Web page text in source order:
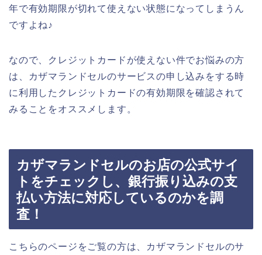
年で有効期限が切れて使えない状態になってしまうん
ですよね♪
なので、クレジットカードが使えない件でお悩みの方
は、カザマランドセルのサービスの申し込みをする時
に利用したクレジットカードの有効期限を確認されて
みることをオススメします。
カザマランドセルのお店の公式サイ
トをチェックし、銀行振り込みの支
払い方法に対応しているのかを調
査！
こちらのページをご覧の方は、カザマランドセルのサ